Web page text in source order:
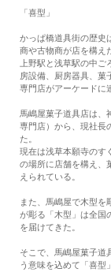
「喜型」
かっぱ橋道具街の歴史
商や古物商が店を構え
上野駅と浅草駅の中
房設備、厨房器具、菓
専門店がアーケードに
馬嶋屋菓子道具店は、
専門店）から、現社長
た。
現在は浅草本願寺のす
の場所に店舗を構え、
えられている。
また、馬嶋屋で木型を
が彫る「木型」は全国
を届けてきた。
そこで、馬嶋屋菓子道
う意味を込めて「喜型